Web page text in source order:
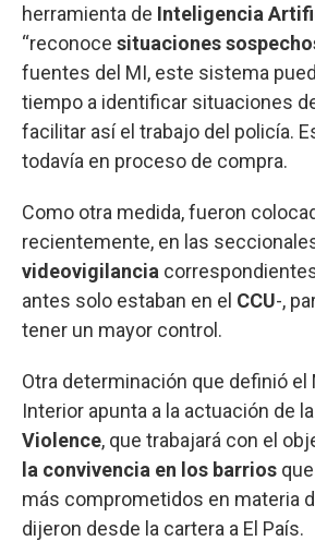
herramienta de Inteligencia
“reconoce situaciones
fuentes del MI, este sistema
tiempo a identificar situaciones
facilitar así el trabajo del policía.
todavía en proceso de compra.
Como otra medida, fueron
recientemente, en las
videovigilancia
antes solo estaban en el CCU-,
tener un mayor control.
Otra determinación que definió el
Interior apunta a la actuación de la
Violence, que trabajará con el
la convivencia en los barrios
más comprometidos en materia
dijeron desde la cartera a El País.